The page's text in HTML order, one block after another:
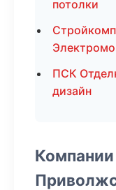
потолки
ПСК
дизайн
Компании